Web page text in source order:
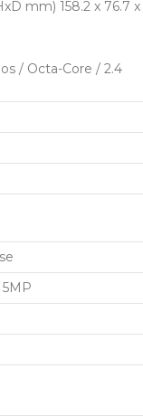
mm) 158.2 x 76.7 x
/ Octa-Core / 2.4